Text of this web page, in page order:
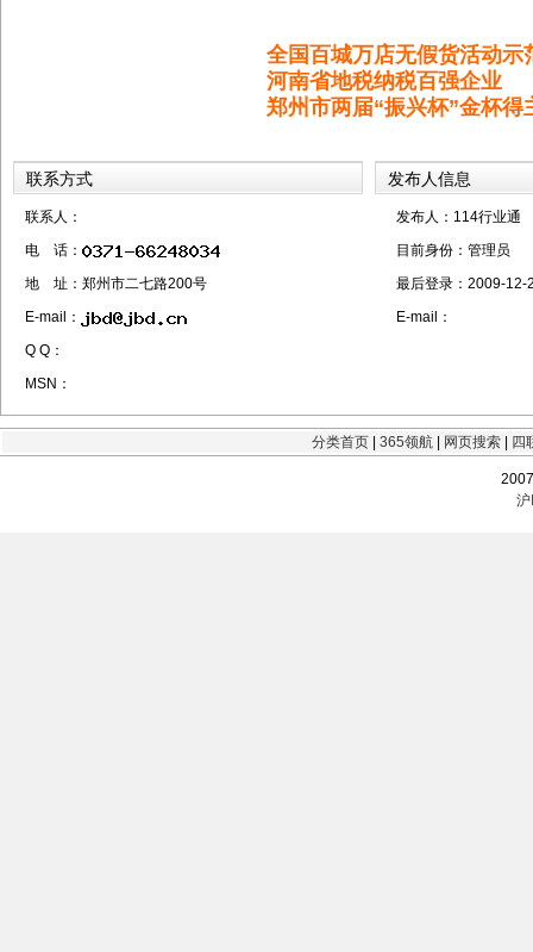
全国百城万店无假货活动示
河南省地税纳税百强企业
郑州市两届“振兴杯”金杯得
联系方式
联系人：
电 话：
地 址：郑州市二七路200号
E-mail：
Q Q：
MSN：
发布人信息
发布人：114行业通
目前身份： 管理员
最后登录： 2009-12-
E-mail：
分类首页 365领航 网页搜索 四